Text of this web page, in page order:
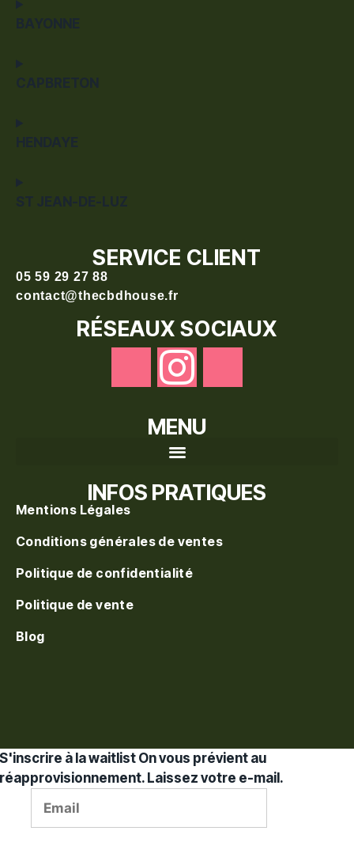
BAYONNE
CAPBRETON
HENDAYE
ST JEAN-DE-LUZ
SERVICE CLIENT
05 59 29 27 88
contact@thecbdhouse.fr
RÉSEAUX SOCIAUX
MENU
INFOS PRATIQUES
Mentions Légales
Conditions générales de ventes
Politique de confidentialité
Politique de vente
Blog
à la waitlist On vous prévient au
Laissez votre e-mail.